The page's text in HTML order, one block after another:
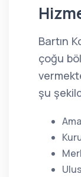
Bartın
çoğu
şu